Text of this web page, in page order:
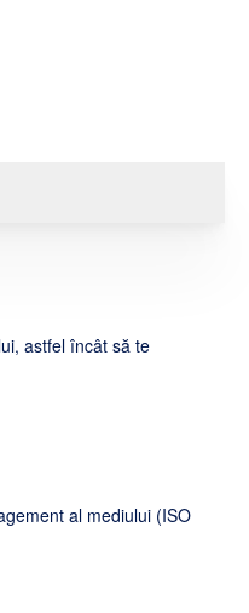
astfel încât să te
al mediului (ISO